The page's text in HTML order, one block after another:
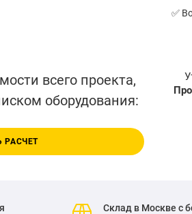
✅
всего проекта,
оборудования:
РАСЧЕТ
Склад в Москве с